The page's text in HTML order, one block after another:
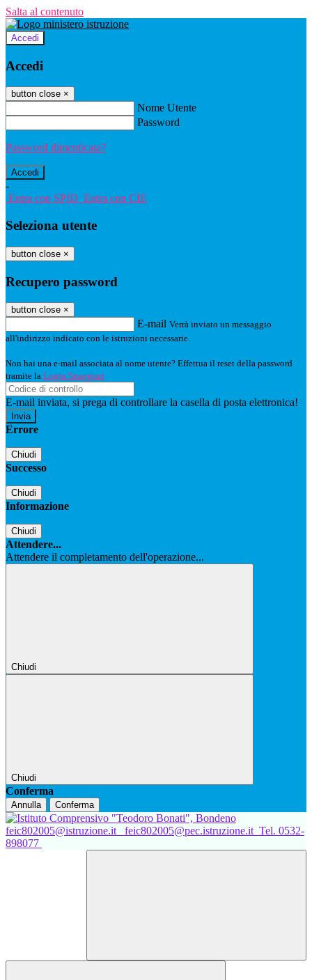
Salta al contenuto
Accedi
Accedi
button close ×
Nome Utente
Password
Password dimenticata?
-
Entra con SPID Entra con CIE
Seleziona utente
button close ×
Recupero password
button close ×
E-mail Verrà inviato un messaggio
all'indirizzo indicato con le istruzioni necessarie.
Non hai una e-mail associata al nome utente? Effettua il reset della password
tramite la Login Spaggiari
E-mail inviata, si prega di controllare la casella di posta elettronica!
Errore
Chiudi
Successo
Chiudi
Informazione
Chiudi
Attendere...
Attendere il completamento dell'operazione...
Chiudi
Chiudi
Conferma
Annulla Conferma
feic802005@istruzione.it feic802005@pec.istruzione.it Tel. 0532-
898077